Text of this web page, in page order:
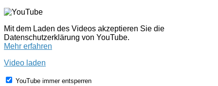
Mit dem Laden des Videos akzeptieren Sie die
Datenschutzerklärung von YouTube.
Mehr erfahren
Video laden
YouTube immer entsperren